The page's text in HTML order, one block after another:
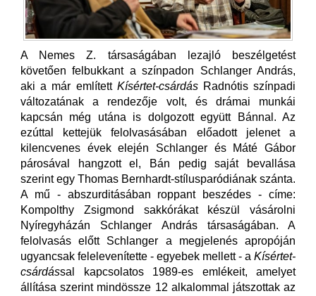
A Nemes Z. társaságában lezajló beszélgetést
követően felbukkant a színpadon Schlanger András,
aki a már említett Kísértet-csárdás Radnótis színpadi
változatának a rendezője volt, és drámai munkái
kapcsán még utána is dolgozott együtt Bánnal. Az
ezúttal kettejük felolvasásában előadott jelenet a
kilencvenes évek elején Schlanger és Máté Gábor
párosával hangzott el, Bán pedig saját bevallása
szerint egy Thomas Bernhardt-stílusparódiának szánta.
A mű - abszurditásában roppant beszédes - címe:
Kompolthy Zsigmond sakkórákat készül vásárolni
Nyíregyházán Schlanger András társaságában. A
felolvasás előtt Schlanger a megjelenés apropóján
ugyancsak felelevenítette - egyebek mellett - a Kísértet-
csárdással kapcsolatos 1989-es emlékeit, amelyet
állítása szerint mindössze 12 alkalommal játszottak az